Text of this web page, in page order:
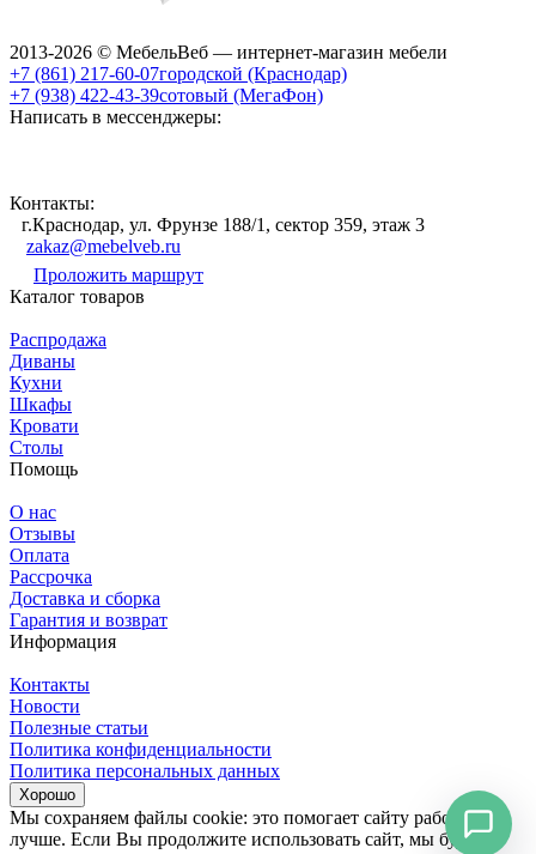
2013-2026 © МебельВеб — интернет-магазин мебели
+7 (861) 217-60-07городской (Краснодар)
+7 (938) 422-43-39сотовый (МегаФон)
Написать в мессенджеры:
Контакты:
г.Краснодар, ул. Фрунзе 188/1, сектор 359, этаж 3
zakaz@mebelveb.ru
Проложить маршрут
Каталог товаров
Распродажа
Диваны
Кухни
Шкафы
Кровати
Столы
Помощь
О нас
Отзывы
Оплата
Рассрочка
Доставка и сборка
Гарантия и возврат
Информация
Контакты
Новости
Полезные статьи
Политика конфиденциальности
Политика персональных данных
Хорошо
Мы сохраняем файлы cookie: это помогает сайту работать
лучше. Если Вы продолжите использовать сайт, мы будем